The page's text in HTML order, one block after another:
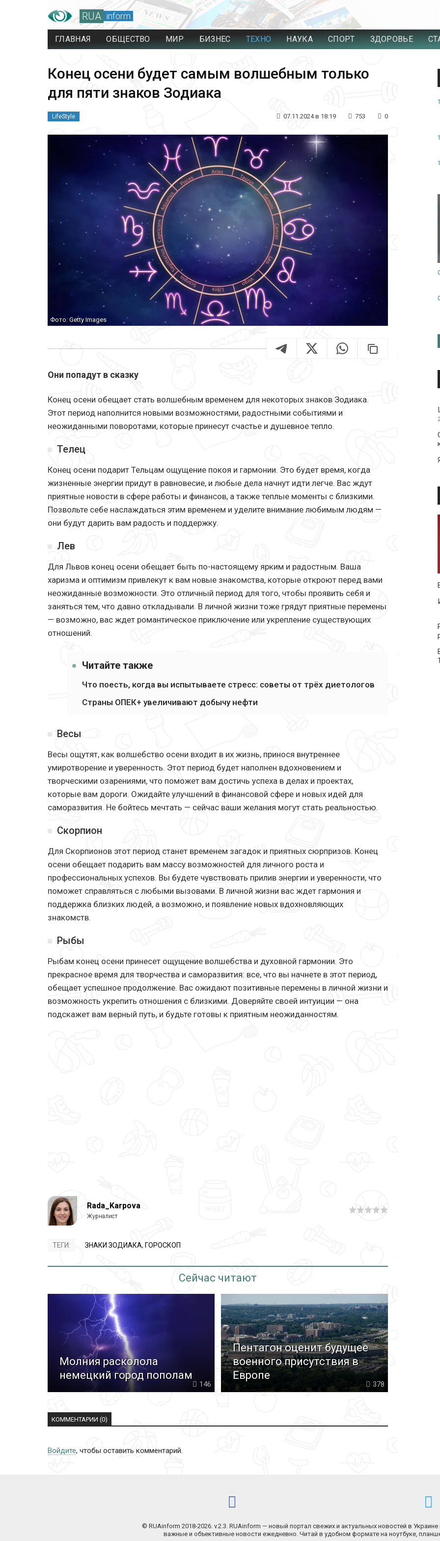
RUA inform
ГЛАВНАЯ ОБЩЕСТВО МИР БИЗНЕС ТЕХНО НАУКА СПОРТ ЗДОРОВЬЕ
Конец осени будет самым волшебным только
для пяти знаков Зодиака
LifeStyle 07.11.2024 в 18:19 753 0
Фото: Getty Images
Они попадут в сказку
Конец осени обещает стать волшебным временем для некоторых знаков Зодиака.
Этот период наполнится новыми возможностями, радостными событиями и
неожиданными поворотами, которые принесут счастье и душевное тепло.
Телец
Конец осени подарит Тельцам ощущение покоя и гармонии. Это будет время, когда
жизненные энергии придут в равновесие, и любые дела начнут идти легче. Вас ждут
приятные новости в сфере работы и финансов, а также теплые моменты с близкими.
Позвольте себе наслаждаться этим временем и уделите внимание любимым людям —
они будут дарить вам радость и поддержку.
Лев
Для Львов конец осени обещает быть по-настоящему ярким и радостным. Ваша
харизма и оптимизм привлекут к вам новые знакомства, которые откроют перед вами
неожиданные возможности. Это отличный период для того, чтобы проявить себя и
заняться тем, что давно откладывали. В личной жизни тоже грядут приятные перемены
— возможно, вас ждет романтическое приключение или укрепление существующих
отношений.
Читайте также
Что поесть, когда вы испытываете стресс: советы от трёх диетологов
Страны ОПЕК+ увеличивают добычу нефти
Весы
Весы ощутят, как волшебство осени входит в их жизнь, принося внутреннее
умиротворение и уверенность. Этот период будет наполнен вдохновением и
творческими озарениями, что поможет вам достичь успеха в делах и проектах,
которые вам дороги. Ожидайте улучшений в финансовой сфере и новых идей для
саморазвития. Не бойтесь мечтать — сейчас ваши желания могут стать реальностью.
Скорпион
Для Скорпионов этот период станет временем загадок и приятных сюрпризов. Конец
осени обещает подарить вам массу возможностей для личного роста и
профессиональных успехов. Вы будете чувствовать прилив энергии и уверенности, что
поможет справляться с любыми вызовами. В личной жизни вас ждет гармония и
поддержка близких людей, а возможно, и появление новых вдохновляющих
знакомств.
Рыбы
Рыбам конец осени принесет ощущение волшебства и духовной гармонии. Это
прекрасное время для творчества и саморазвития: все, что вы начнете в этот период,
обещает успешное продолжение. Вас ожидают позитивные перемены в личной жизни и
возможность укрепить отношения с близкими. Доверяйте своей интуиции — она
подскажет вам верный путь, и будьте готовы к приятным неожиданностям.
Rada_Karpova
ТЕГИ: ЗНАКИ ЗОДИАКА, ГОРОСКОП
Сейчас читают
Молния расколола
немецкий город пополам
146
Пентагон оценит будущее
военного присутствия в
Европе
378
КОММЕНТАРИИ (0)
Войдите, чтобы оставить комментарий.
© RUAinform 2018-2026. v.2.3. RUAinform — новый портал свежих и актуальных новостей в Украине
важные и объективные новости ежедневно. Читай в удобном формате на ноутбуке,